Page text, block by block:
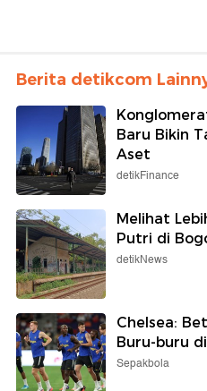
Berita detikcom
Baru Bikin
Aset
detikFinance
Melihat
Putri di
detikNews
Chelsea:
Buru-buru
Sepakbola